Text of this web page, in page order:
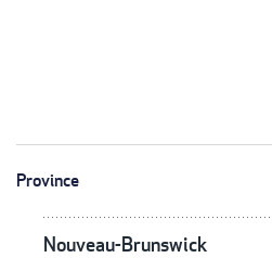
Province
Nouveau-Brunswick